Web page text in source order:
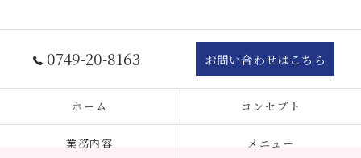
0749-20-8163 お問い合わせはこちら
ホーム コンセプト
業務内容 メニュー